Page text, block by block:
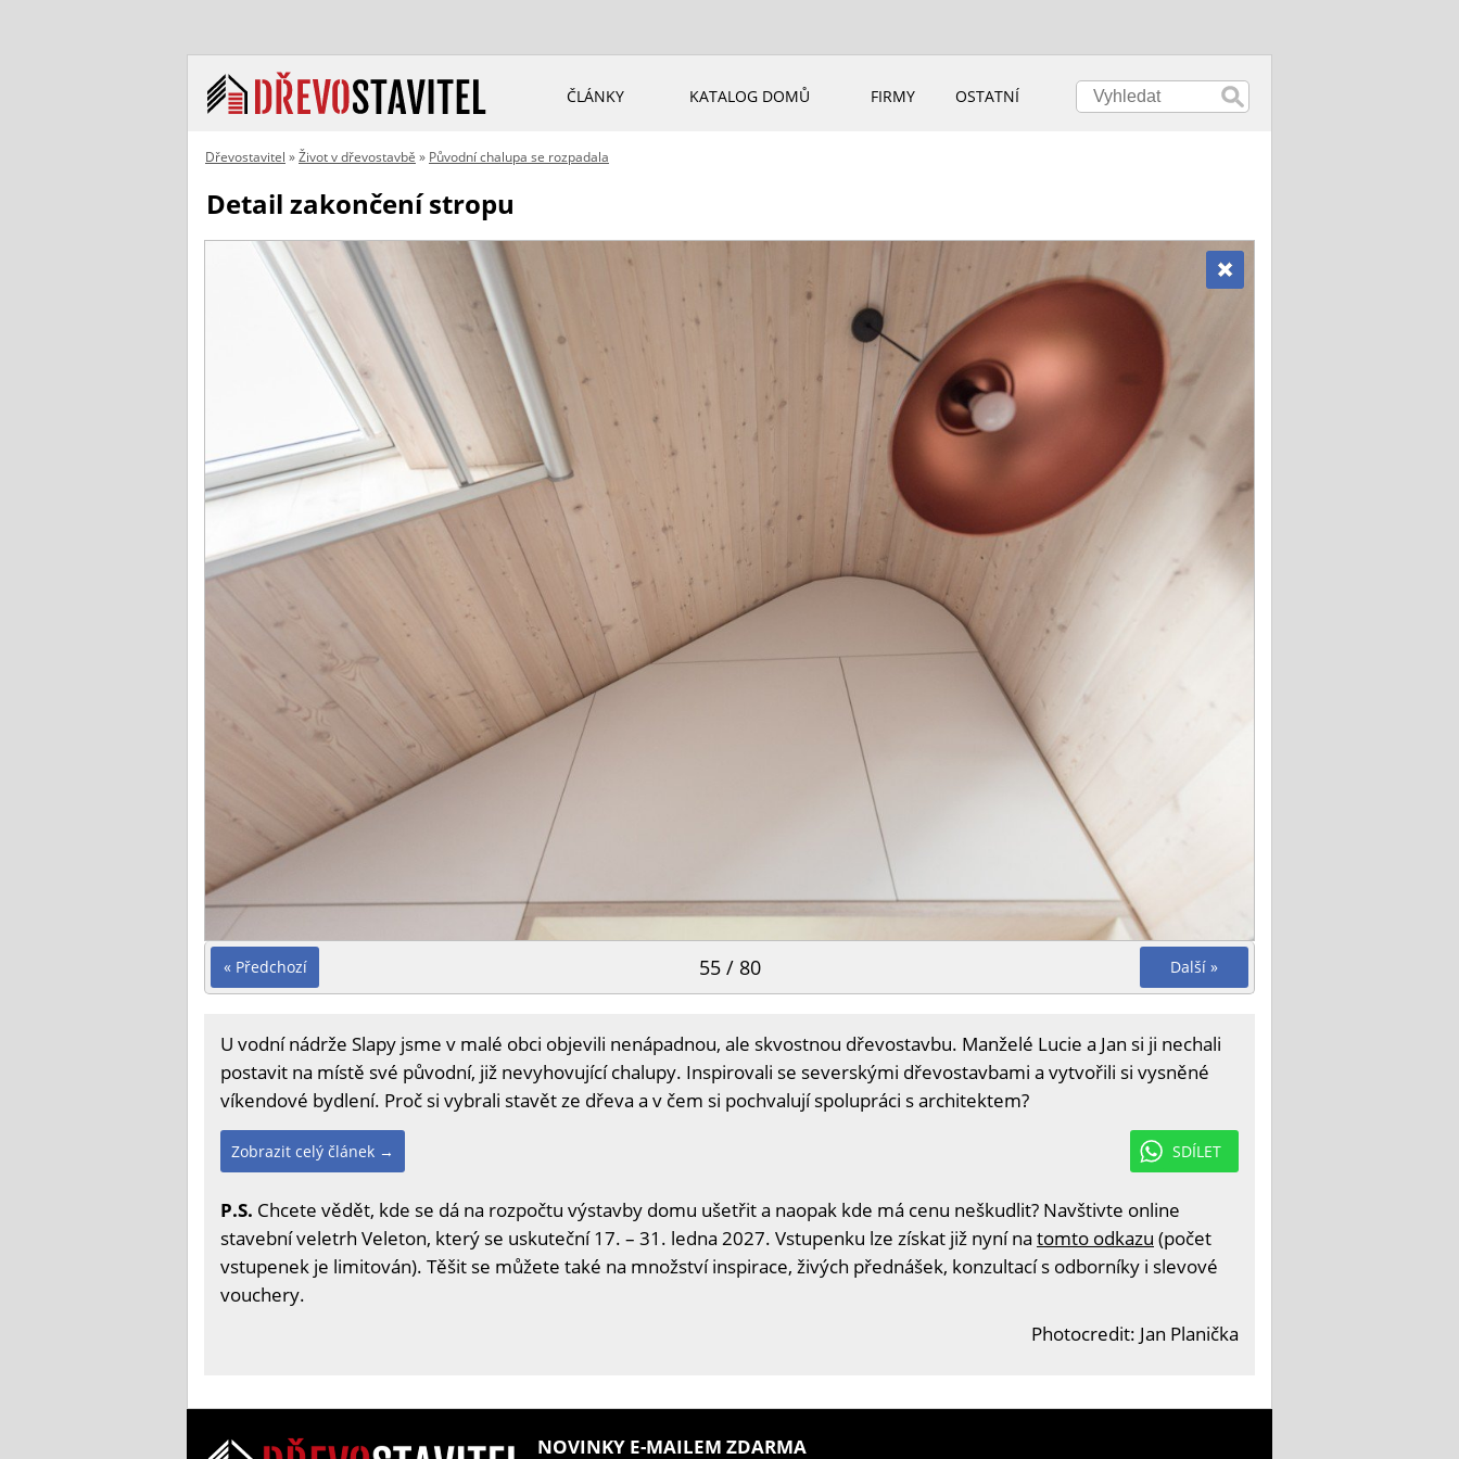
ČLÁNKY KATALOG DOMŮ FIRMY OSTATNÍ
Dřevostavitel »Život v dřevostavbě » Původní chalupa se rozpadala
Detail zakončení stropu
« Předchozí Další »
55 / 80
U vodní nádrže Slapy jsme v malé obci objevili nenápadnou, ale skvostnou dřevostavbu. Manželé Lucie a Jan si ji nechali
postavit na místě své původní, již nevyhovující chalupy. Inspirovali se severskými dřevostavbami a vytvořili si vysněné
víkendové bydlení. Proč si vybrali stavět ze dřeva a v čem si pochvalují spolupráci s architektem?
SDÍLET
Zobrazit celý článek →
P.S. Chcete vědět, kde se dá na rozpočtu výstavby domu ušetřit a naopak kde má cenu neškudlit? Navštivte online
stavební veletrh Veleton, který se uskuteční 17. – 31. ledna 2027. Vstupenku lze získat již nyní na tomto odkazu (počet
vstupenek je limitován). Těšit se můžete také na množství inspirace, živých přednášek, konzultací s odborníky i slevové
vouchery.
Photocredit: Jan Planička
NOVINKY E-MAILEM ZDARMA